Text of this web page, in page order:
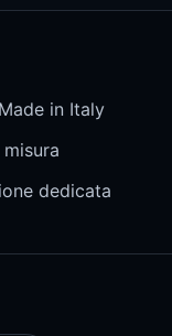
in Italy
dedicata